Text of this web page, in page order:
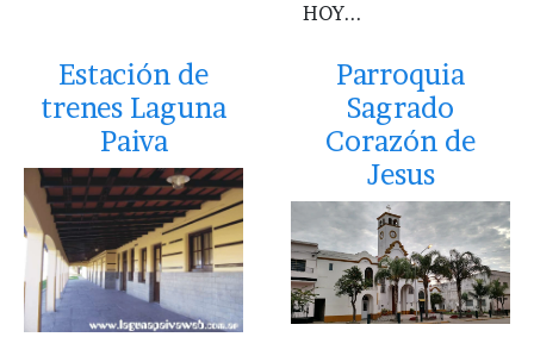
HOY...
Estación de
trenes Laguna
Paiva
Parroquia
Sagrado
Corazón de
Jesus